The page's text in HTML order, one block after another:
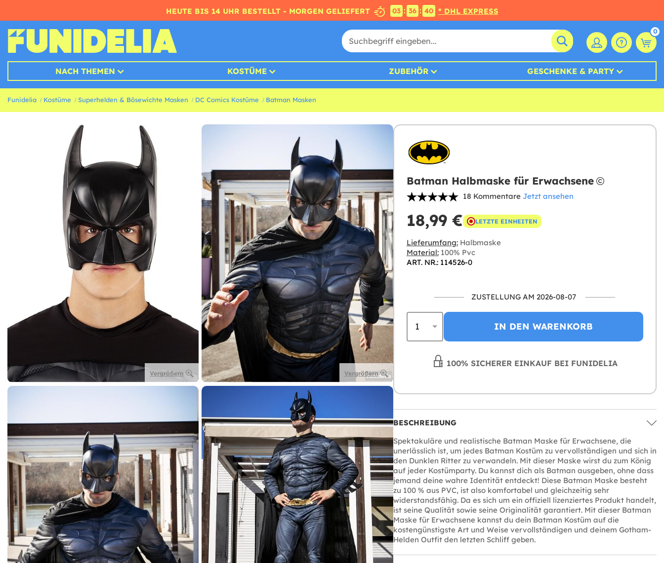
HEUTE BIS 14 UHR BESTELLT - MORGEN GELIEFERT 03 : 36 : 39 * DHL EXPRESS
0
NACH THEMEN KOSTÜME ZUBEHÖR GESCHENKE & PARTY
Funidelia Kostüme Superhelden & Bösewichte Masken DC Comics Kostüme Batman Masken
Vergrößern Vergrößern
Batman Halbmaske für Erwachsene
18 Kommentare Jetzt ansehen
18,99 € LETZTE EINHEITEN
Lieferumfang:Halbmaske
Material:100% Pvc
ART. NR.: 114526-0
ZUSTELLUNG AM 2026-08-07
IN DEN WARENKORB
100% SICHERER EINKAUF BEI FUNIDELIA
BESCHREIBUNG
Spektakuläre und realistische Batman Maske für Erwachsene, die
unerlässlich ist, um jedes Batman Kostüm zu vervollständigen und sich in
den Dunklen Ritter zu verwandeln. Mit dieser Maske wirst du zum König
auf jeder Kostümparty. Du kannst dich als Batman ausgeben, ohne dass
jemand deine wahre Identität entdeckt! Diese Batman Maske besteht
zu 100 % aus PVC, ist also komfortabel und gleichzeitig sehr
widerstandsfähig. Da es sich um ein offiziell lizenziertes Produkt handelt,
ist seine Qualität sowie seine Originalität garantiert. Mit dieser Batman
Maske für Erwachsene kannst du dein Batman Kostüm auf die
kostengünstigste Art und Weise vervollständigen und deinem Gotham-
Helden Outfit den letzten Schliff geben.